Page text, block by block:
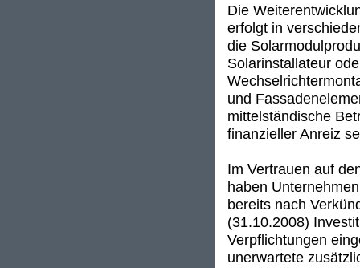
Die
erfolgt in
die
Solarinstallateur
und
mittelständische
finanzieller Anreiz
Im Vertrauen auf
haben
bereits nach
(31.10.2008)
Verpflichtungen
unerwartete